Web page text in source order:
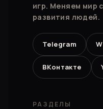
игр. Меняем мир
развития людей.
Telegram
ВКонтакте
РАЗДЕЛЫ